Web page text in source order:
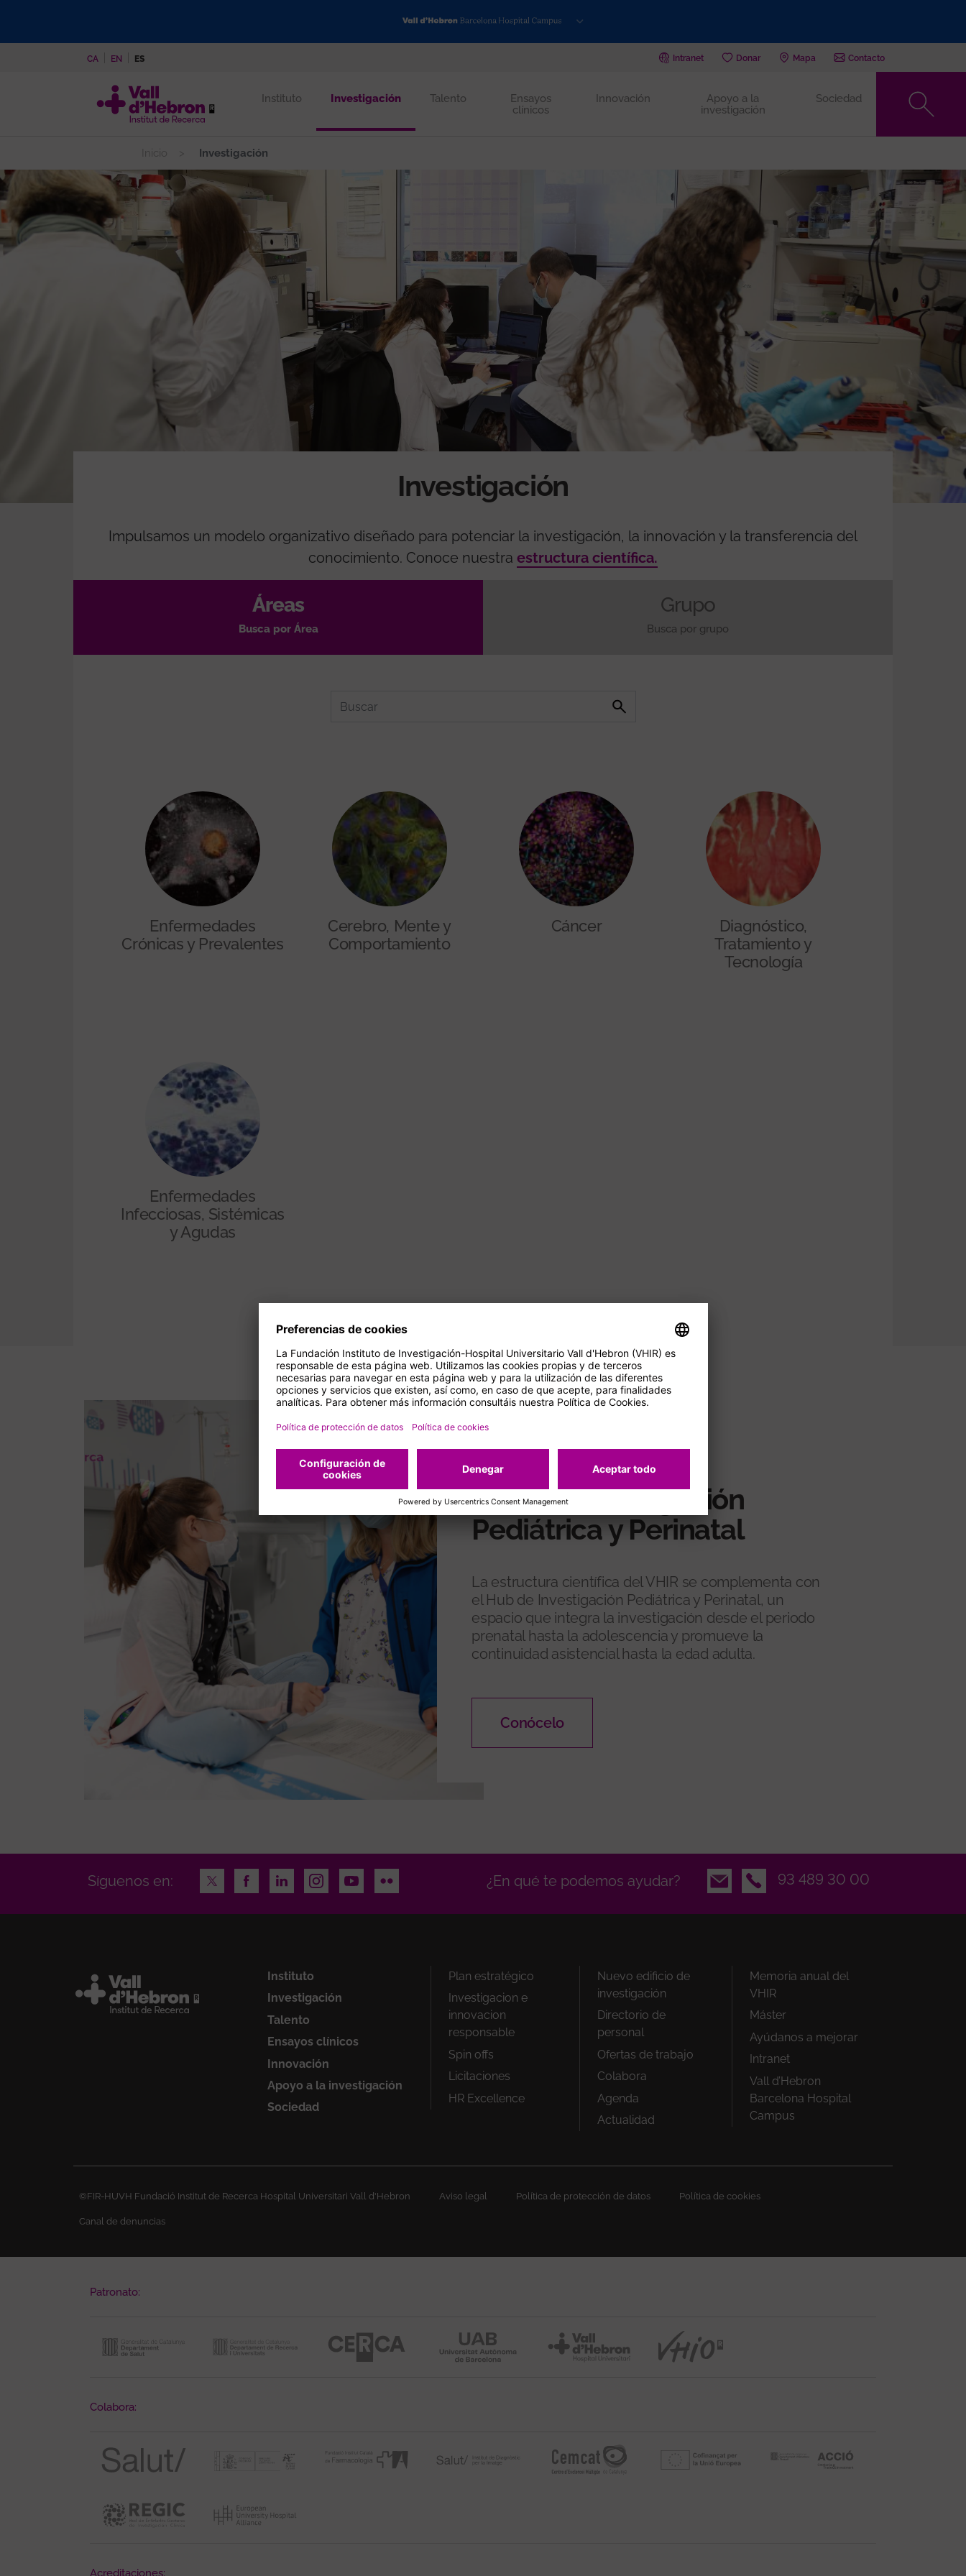
CA EN ES Intranet Donar Mapa Contacto
Instituto Investigación Talento
Ensayos
clínicos
Innovación
Apoyo a la
investigación
Sociedad
Investigación
Investigación
Impulsamos un modelo organizativo diseñado para potenciar la investigación, la innovación y la transferencia del
conocimiento. Conoce nuestra estructura científica.
Áreas
Busca por Área
Grupo
Busca por grupo
Enfermedades
Crónicas y Prevalentes
Cerebro, Mente y
Comportamiento
Cáncer
Diagnóstico,
Tratamiento y
Tecnología
Enfermedades
Infecciosas, Sistémicas
y Agudas
Hub de Investigación
Pediátrica y Perinatal
La estructura científica del VHIR se complementa con
el Hub de Investigación Pediátrica y Perinatal, un
espacio que integra la investigación desde el periodo
prenatal hasta la adolescencia y promueve la
continuidad asistencial hasta la edad adulta.
Conócelo
Síguenos en: TwitterFacebookLinkedInInstagramYoutube
Flickr ¿En qué te podemos ayudar? Email 93 489 30 00
Instituto
Investigación
Talento
Ensayos clínicos
Innovación
Apoyo a la investigación
Sociedad
Peu
Plan estratégico
Investigacion e
innovacion
responsable
Spin offs
Licitaciones
HR Excellence
Nuevo edificio de
investigación
Directorio de
personal
Ofertas de trabajo
Colabora
Agenda
Actualidad
Memoria anual del
VHIR
Máster
Ayúdanos a mejorar
Intranet
Vall d’Hebron
Barcelona Hospital
Campus
©FIR-HUVH Fundació Institut de Recerca Hospital Universitari Vall d'Hebron Aviso legal Política de protección de datos Política de cookies
Canal de denuncias
Patronato:
Colabora:
Acreditaciones: